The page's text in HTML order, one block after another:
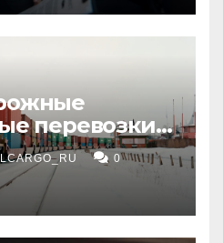
перевозки
и
0